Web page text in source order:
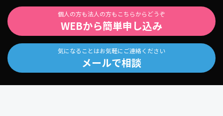
個人の方も法人の方もこちらからどうぞ
WEBから簡単申し込み
気になることはお気軽にご連絡ください
メールで相談